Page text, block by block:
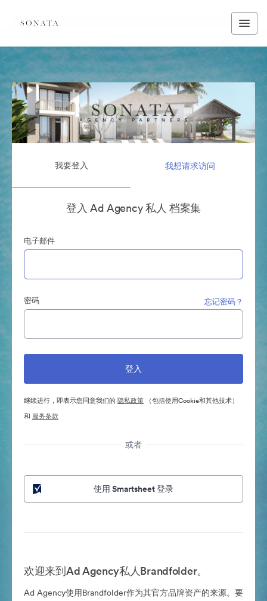
我要登入 我想请求访问
登入 Ad Agency 私人 档案集
电子邮件
密码 忘记密码？
继续进行，即表示您同意我们的 隐私政策 （包括使用Cookie和其他技术）
和 服务条款
或者
使用 Smartsheet 登录
欢迎来到Ad Agency私人Brandfolder。
Ad Agency使用Brandfolder作为其官方品牌资产的来源。要